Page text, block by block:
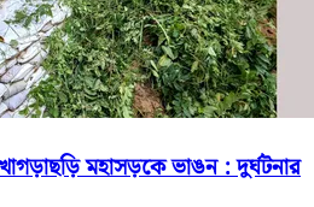
মহাসড়কে ভাঙন : দুর্ঘটনার